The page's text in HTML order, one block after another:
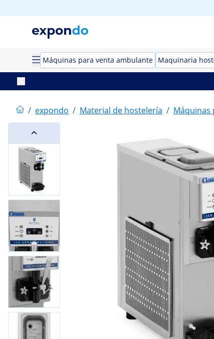
Máquinas para venta ambulante Maquinaria
/ expondo / Material de hostelería / Máquinas